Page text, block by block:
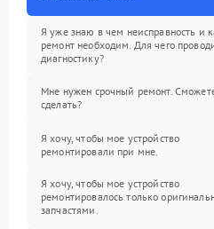
Я уже знаю в чем неисправность и
ремонт необходим. Для чего
диагностику?
Мне нужен срочный ремонт.
сделать?
Я хочу, чтобы мое устройство
ремонтировали при мне.
Я хочу, чтобы мое устройство
ремонтировалось только
запчастями.